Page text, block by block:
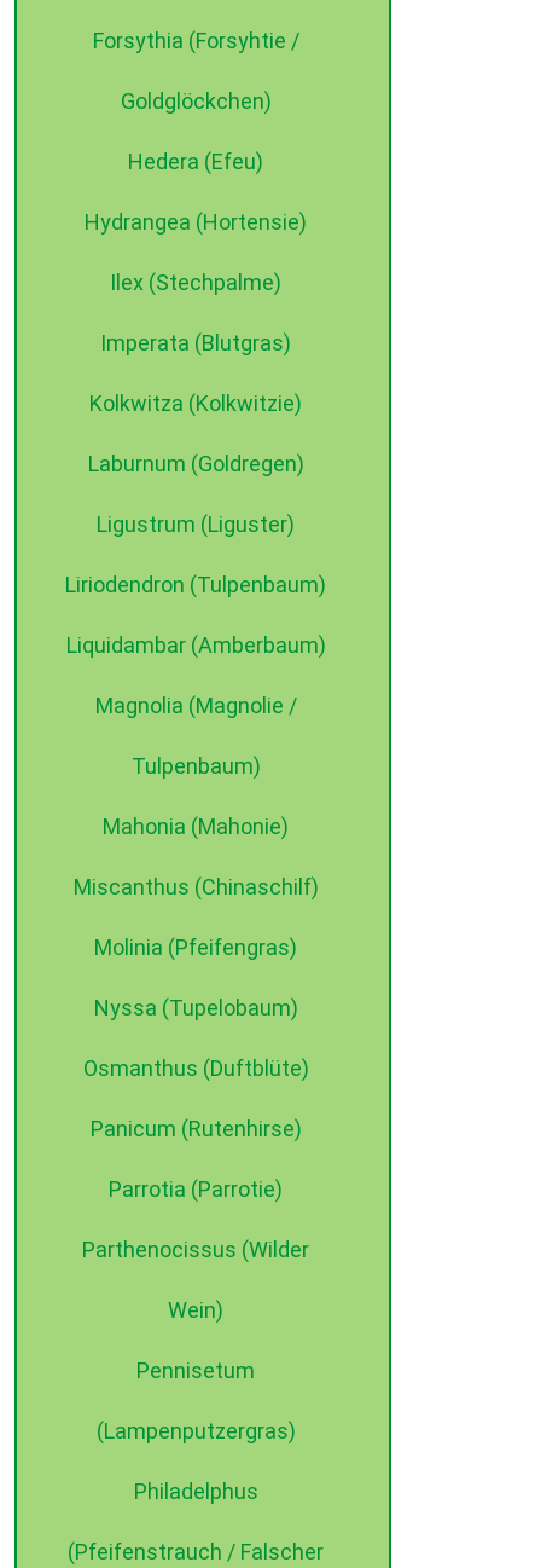
Forsythia (Forsyhtie /
Goldglöckchen)
Hedera (Efeu)
Hydrangea (Hortensie)
Ilex (Stechpalme)
Imperata (Blutgras)
Kolkwitza (Kolkwitzie)
Laburnum (Goldregen)
Ligustrum (Liguster)
Liriodendron (Tulpenbaum)
Liquidambar (Amberbaum)
Magnolia (Magnolie /
Tulpenbaum)
Mahonia (Mahonie)
Miscanthus (Chinaschilf)
Molinia (Pfeifengras)
Nyssa (Tupelobaum)
Osmanthus (Duftblüte)
Panicum (Rutenhirse)
Parrotia (Parrotie)
Parthenocissus (Wilder
Wein)
Pennisetum
(Lampenputzergras)
Philadelphus
(Pfeifenstrauch / Falscher